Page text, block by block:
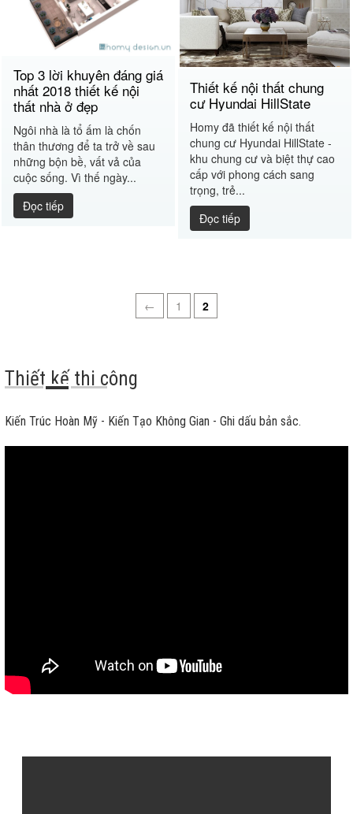
Thiết kế nội thất chung
cư Hyundai HillState
Homy đã thiết kế nội thất
chung cư Hyundai HillState -
khu chung cư và biệt thự cao
cấp với phong cách sang
trọng, trẻ...
Đọc tiếp
Top 3 lời khuyên đáng giá
nhất 2018 thiết kế nội
thất nhà ở đẹp
Ngôi nhà là tổ ấm là chốn
thân thương để ta trở về sau
những bộn bề, vất vả của
cuộc sống. Vì thế ngày...
Đọc tiếp
← 1 2
Thiết kế thi công
Kiến Trúc Hoàn Mỹ - Kiến Tạo Không Gian - Ghi dấu bản sắc.